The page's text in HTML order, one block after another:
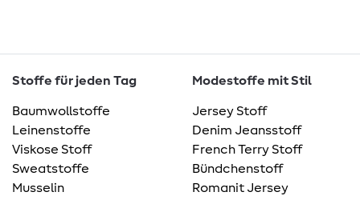
Stoffe für jeden Tag
Baumwollstoffe
Leinenstoffe
Viskose Stoff
Sweatstoffe
Musselin
Modestoffe mit Stil
Jersey Stoff
Denim Jeansstoff
French Terry Stoff
Bündchenstoff
Romanit Jersey